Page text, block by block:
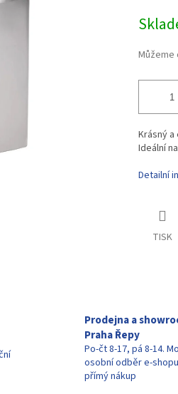
cena:
Krásný
Ideální
Detailní
TISK
Prodejna a
Praha Řepy
Po-čt 8-17, pá 8-14.
osobní odběr e-
přímý nákup